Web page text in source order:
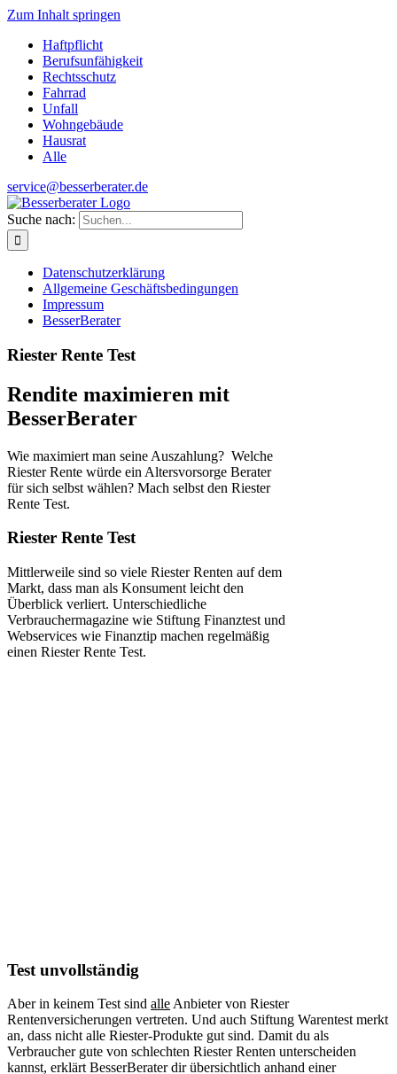
Zum Inhalt springen
Haftpflicht
Berufsunfähigkeit
Rechtsschutz
Fahrrad
Unfall
Wohngebäude
Hausrat
Alle
service@besserberater.de
Suche nach:
Datenschutzerklärung
Allgemeine Geschäftsbedingungen
Impressum
BesserBerater
Riester Rente Test
Rendite maximieren mit
BesserBerater
Wie maximiert man seine Auszahlung? Welche
Riester Rente würde ein Altersvorsorge Berater
für sich selbst wählen? Mach selbst den Riester
Rente Test.
Riester Rente Test
Mittlerweile sind so viele Riester Renten auf dem
Markt, dass man als Konsument leicht den
Überblick verliert. Unterschiedliche
Verbrauchermagazine wie Stiftung Finanztest und
Webservices wie Finanztip machen regelmäßig
einen Riester Rente Test.
Test unvollständig
Aber in keinem Test sind alleAnbieter von Riester
Rentenversicherungen vertreten. Und auch Stiftung Warentest merkt
an, dass nicht alle Riester-Produkte gut sind. Damit du als
Verbraucher gute von schlechten Riester Renten unterscheiden
kannst, erklärt BesserBerater dir übersichtlich anhand einer